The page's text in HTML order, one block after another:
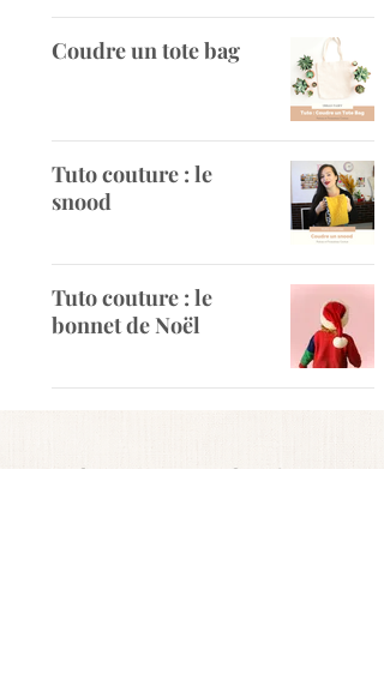
Coudre un tote bag
Tuto couture : le
snood
Tuto couture : le
bonnet de Noël
ABONNEZ-VOUS